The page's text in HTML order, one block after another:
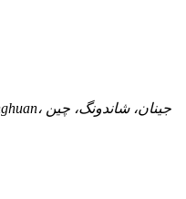
C-1304، میدان بین المللی Donghuan، جینان، شاندونگ، چین